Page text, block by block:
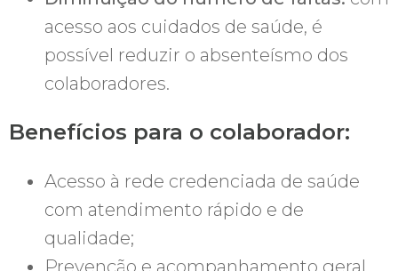
acesso aos cuidados de saúde, é
possível reduzir o absenteísmo dos
colaboradores.
Benefícios para o colaborador:
Acesso à rede credenciada de saúde
com atendimento rápido e de
qualidade;
Prevenção e acompanhamento geral